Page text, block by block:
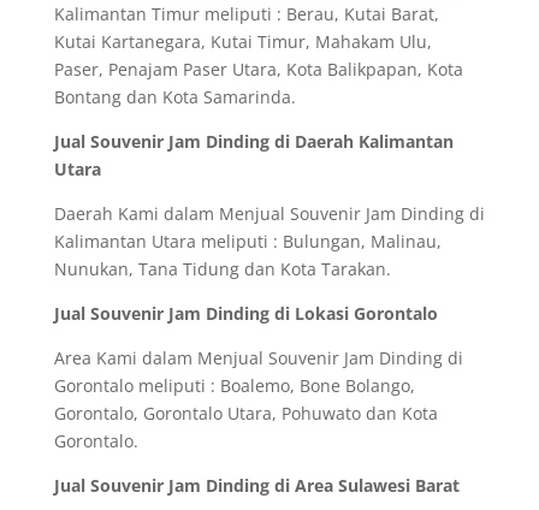
Kalimantan Timur meliputi : Berau, Kutai Barat,
Kutai Kartanegara, Kutai Timur, Mahakam Ulu,
Paser, Penajam Paser Utara, Kota Balikpapan, Kota
Bontang dan Kota Samarinda.
Jual Souvenir Jam Dinding di Daerah Kalimantan
Utara
Daerah Kami dalam Menjual Souvenir Jam Dinding di
Kalimantan Utara meliputi : Bulungan, Malinau,
Nunukan, Tana Tidung dan Kota Tarakan.
Jual Souvenir Jam Dinding di Lokasi Gorontalo
Area Kami dalam Menjual Souvenir Jam Dinding di
Gorontalo meliputi : Boalemo, Bone Bolango,
Gorontalo, Gorontalo Utara, Pohuwato dan Kota
Gorontalo.
Jual Souvenir Jam Dinding di Area Sulawesi Barat